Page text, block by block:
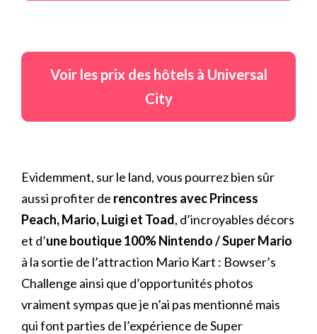
Voir les prix des hôtels à Universal
City
Evidemment, sur le land, vous pourrez bien sûr
aussi profiter de rencontres avec Princess
Peach, Mario, Luigi et Toad, d’incroyables décors
et d’une boutique 100% Nintendo / Super Mario
à la sortie de l’attraction Mario Kart : Bowser’s
Challenge ainsi que d’opportunités photos
vraiment sympas que je n’ai pas mentionné mais
qui font parties de l’expérience de Super